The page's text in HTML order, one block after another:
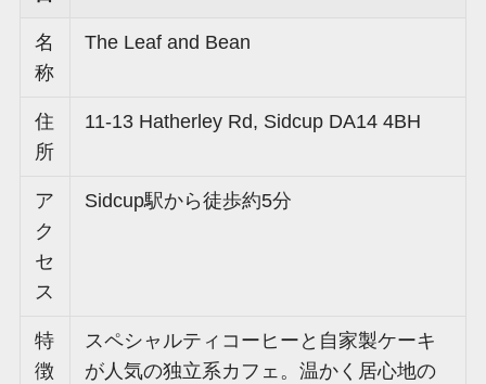
名
称
The Leaf and Bean
住
所
11-13 Hatherley Rd, Sidcup DA14 4BH
ア
ク
セ
ス
Sidcup駅から徒歩約5分
特
徴
スペシャルティコーヒーと自家製ケーキ
が人気の独立系カフェ。温かく居心地の